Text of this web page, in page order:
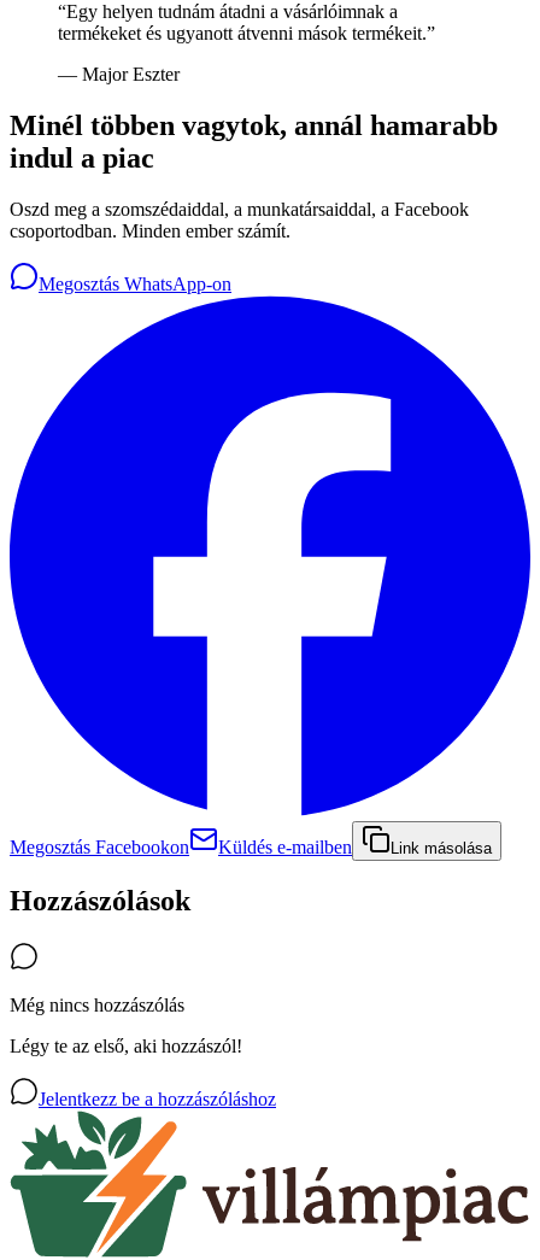
“Egy helyen tudnám átadni a vásárlóimnak a
termékeket és ugyanott átvenni mások termékeit.”
— Major Eszter
Minél többen vagytok, annál hamarabb
indul a piac
Oszd meg a szomszédaiddal, a munkatársaiddal, a Facebook
csoportodban. Minden ember számít.
Megosztás WhatsApp-on
Megosztás Facebookon Küldés e-mailben Link másolása
Hozzászólások
Még nincs hozzászólás
Légy te az első, aki hozzászól!
Jelentkezz be a hozzászóláshoz